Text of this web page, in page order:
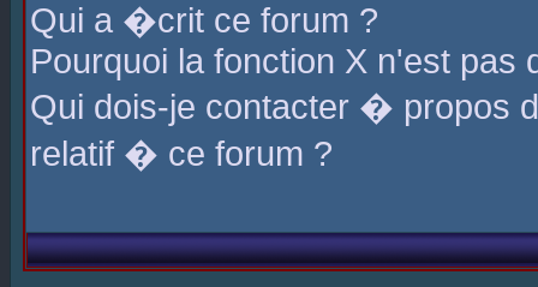
Qui a �crit ce forum ?
Pourquoi la fonction X n'est pas
Qui dois-je contacter � propos
relatif � ce forum ?